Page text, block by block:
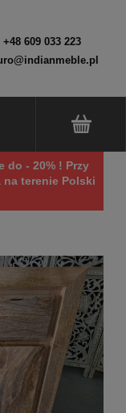
+48 609 033 223
do - 20% ! Przy
na terenie Polski